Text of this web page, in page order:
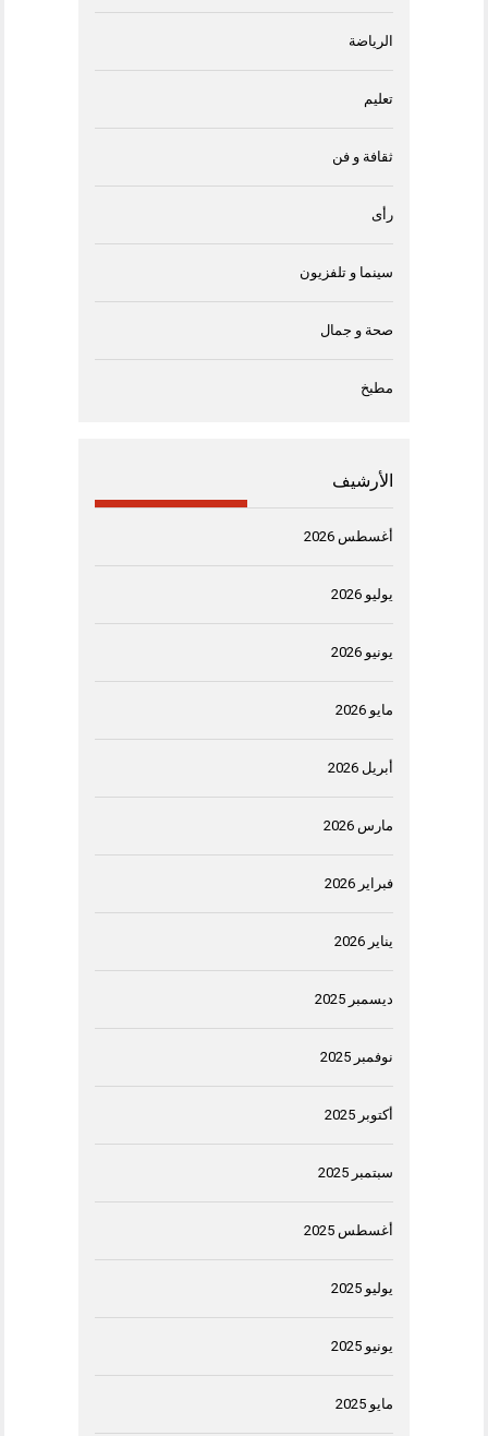
الرياضة
تعليم
ثقافة و فن
رأى
سينما و تلفزيون
صحة و جمال
مطبخ
الأرشيف
أغسطس 2026
يوليو 2026
يونيو 2026
مايو 2026
أبريل 2026
مارس 2026
فبراير 2026
يناير 2026
ديسمبر 2025
نوفمبر 2025
أكتوبر 2025
سبتمبر 2025
أغسطس 2025
يوليو 2025
يونيو 2025
مايو 2025